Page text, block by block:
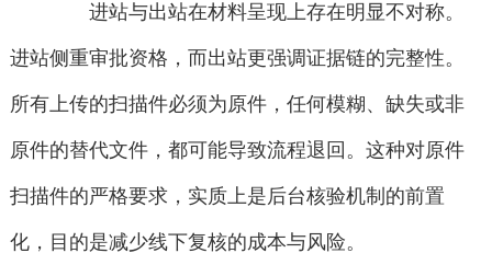
进站与出站在材料呈现上存在明显不对称。
进站侧重审批资格，而出站更强调证据链的完整性。
所有上传的扫描件必须为原件，任何模糊、缺失或非
原件的替代文件，都可能导致流程退回。这种对原件
扫描件的严格要求，实质上是后台核验机制的前置
化，目的是减少线下复核的成本与风险。